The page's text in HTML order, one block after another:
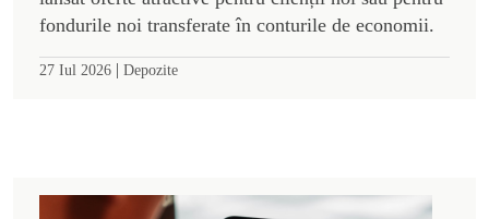
fondurile noi transferate în conturile de economii.
27 Iul 2026 | Depozite